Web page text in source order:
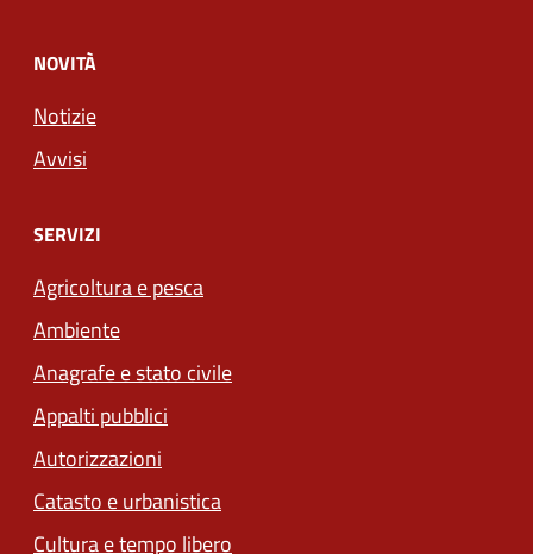
NOVITÀ
Notizie
Avvisi
SERVIZI
Agricoltura e pesca
Ambiente
Anagrafe e stato civile
Appalti pubblici
Autorizzazioni
Catasto e urbanistica
Cultura e tempo libero